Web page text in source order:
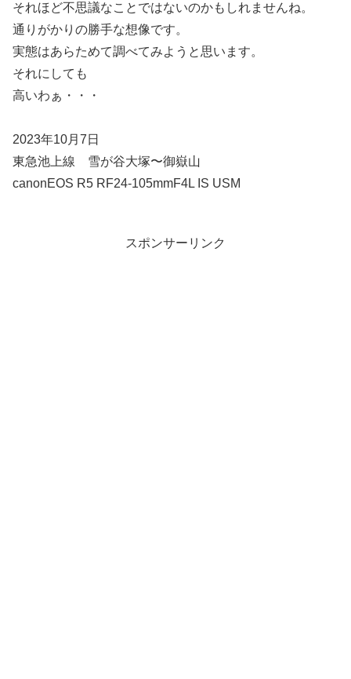
それほど不思議なことではないのかもしれませんね。
通りがかりの勝手な想像です。
実態はあらためて調べてみようと思います。
それにしても
高いわぁ・・・
2023年10月7日
東急池上線 雪が谷大塚〜御嶽山
canonEOS R5 RF24-105mmF4L IS USM
スポンサーリンク